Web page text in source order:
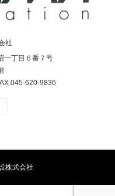
社
一丁目６番７号
620-9836
株式会社